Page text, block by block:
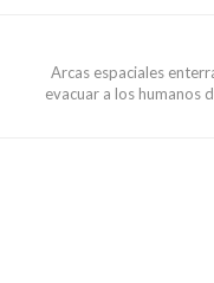
Arcas espaciales
evacuar a los humanos